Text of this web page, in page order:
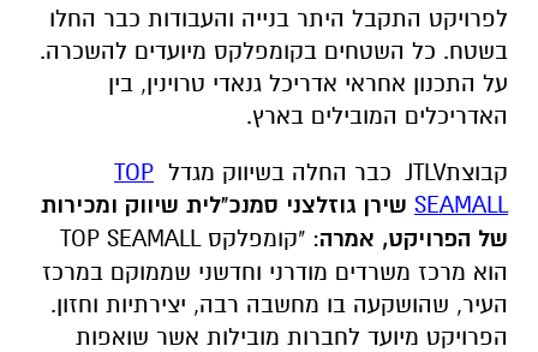
לפרויקט התקבל היתר בנייה והעבודות כבר החלו
בשטח. כל השטחים בקומפלקס מיועדים להשכרה.
על התכנון אחראי אדריכל גנאדי טרוינין, בין
האדריכלים המובילים בארץ.
קבוצתJTLV כבר החלה בשיווק מגדל TOP
SEAMALL שירן גוזלצני סמנכ"לית שיווק ומכירות
של הפרויקט, אמרה: "קומפלקסTOP SEAMALL
הוא מרכז משרדים מודרני וחדשני שממוקם במרכז
העיר, שהושקעה בו מחשבה רבה, יצירתיות וחזון.
הפרויקט מיועד לחברות מובילות אשר שואפות